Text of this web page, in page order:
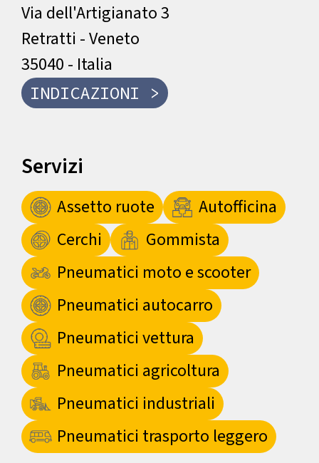
Via dell'Artigianato 3
Retratti - Veneto
35040 - Italia
INDICAZIONI >
Servizi
Assetto ruote
Autofficina
Cerchi
Gommista
Pneumatici moto e scooter
Pneumatici autocarro
Pneumatici vettura
Pneumatici agricoltura
Pneumatici industriali
Pneumatici trasporto leggero